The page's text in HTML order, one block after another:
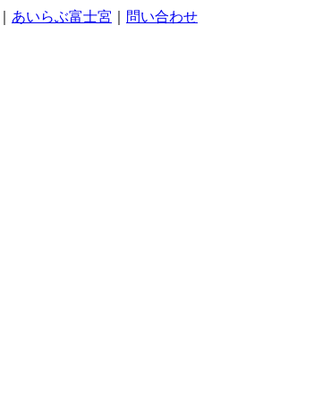
あいらぶ富士宮
問い合わせ